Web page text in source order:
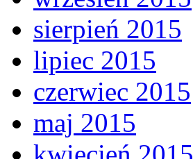
sierpień 2015
lipiec 2015
czerwiec 2015
maj 2015